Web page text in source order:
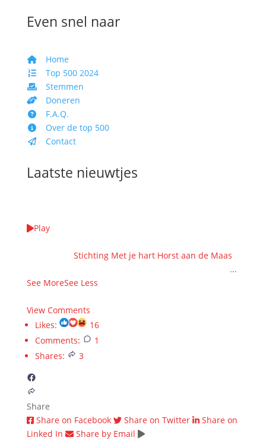
Even snel naar
Home
Top 500 2024
Stemmen
Doneren
F.A.Q.
Over de top 500
Contact
Laatste nieuwtjes
Play
Stichting Met je hart Horst aan de Maas
...
See MoreSee Less
View Comments
Likes:
16
Comments:
1
Shares:
3
Share
Share on Facebook
Share on Twitter
Share on
Linked In
Share by Email